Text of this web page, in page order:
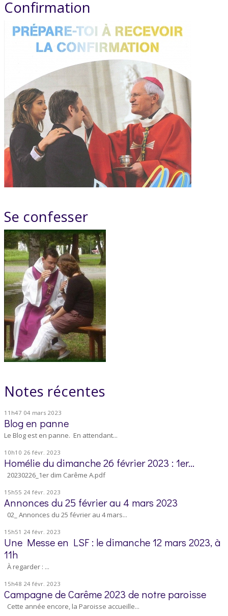
Confirmation
Se confesser
Notes récentes
11h47 04 mars 2023
Blog en panne
Le Blog est en panne. En attendant...
10h10 26 févr. 2023
Homélie du dimanche 26 février 2023 : 1er...
20230226_1er dim Carême A.pdf
15h55 24 févr. 2023
Annonces du 25 février au 4 mars 2023
02_ Annonces du 25 février au 4 mars...
15h51 24 févr. 2023
Une Messe en LSF : le dimanche 12 mars 2023, à
11h
À regarder : ...
15h48 24 févr. 2023
Campagne de Carême 2023 de notre paroisse
Cette année encore, la Paroisse accueille...